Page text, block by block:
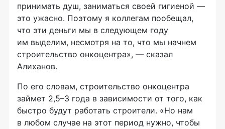
принимать душ, заниматься своей гигиеной —
это ужасно. Поэтому я коллегам пообещал,
что эти деньги мы в следующем году
им выделим, несмотря на то, что мы начнем
строительство онкоцентра», — сказал
Алиханов.
По его словам, строительство онкоцентра
займет 2,5–3 года в зависимости от того, как
быстро будут работать строители. «Но нам
в любом случае на этот период нужно, чтобы